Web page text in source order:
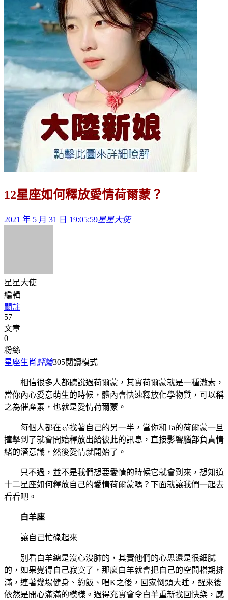
12星座如何釋放愛情荷爾蒙？
2021 年 5 月 31 日 19:05:59星星大使
星星大使
編輯
關註
57
文章
0
粉絲
星座生肖評論305閱讀模式
相信很多人都聽說過荷爾蒙，其實荷爾蒙就是一種激素，
當你內心愛意萌生的時候，體內會快速釋放化學物質，可以稱
之為催產素，也就是愛情荷爾蒙。
每個人都在尋找著自己的另一半，當你和Ta的荷爾蒙一旦
撞擊到了就會開始釋放出給彼此的訊息，直接影響腦部負責情
緒的潛意識，然後愛情就開始了。
只不過，並不是我們想要愛情的時候它就會到來，想知道
十二星座如何釋放自己的愛情荷爾蒙嗎？下面就讓我們一起去
看看吧。
白羊座
讓自己忙碌起來
別看白羊總是沒心沒肺的，其實他們的心思還是很細膩
的，如果覺得自己寂寞了，那麼白羊就會把自己的空閒檔期排
滿，連著幾場健身、約飯、唱K之後，回家倒頭大睡，醒來後
依然是開心滿滿的模樣。過得充實會令白羊重新找回快樂，感